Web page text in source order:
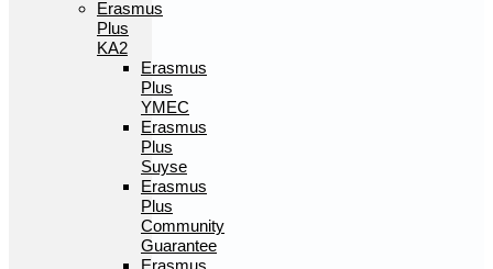
Erasmus
Plus
KA2
Erasmus
Plus
YMEC
Erasmus
Plus
Suyse
Erasmus
Plus
Community
Guarantee